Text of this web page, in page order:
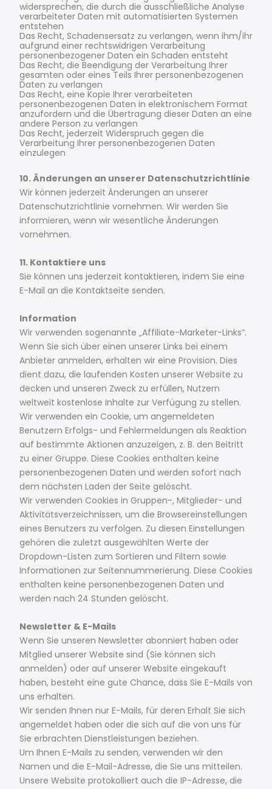
widersprechen, die durch die ausschließliche Analyse
verarbeiteter Daten mit automatisierten Systemen
entstehen
Das Recht, Schadensersatz zu verlangen, wenn ihm/ihr
aufgrund einer rechtswidrigen Verarbeitung
personenbezogener Daten ein Schaden entsteht
Das Recht, die Beendigung der Verarbeitung Ihrer
gesamten oder eines Teils Ihrer personenbezogenen
Daten zu verlangen
Das Recht, eine Kopie Ihrer verarbeiteten
personenbezogenen Daten in elektronischem Format
anzufordern und die Übertragung dieser Daten an eine
andere Person zu verlangen
Das Recht, jederzeit Widerspruch gegen die
Verarbeitung Ihrer personenbezogenen Daten
einzulegen
10. Änderungen an unserer Datenschutzrichtlinie
Wir können jederzeit Änderungen an unserer
Datenschutzrichtlinie vornehmen. Wir werden Sie
informieren, wenn wir wesentliche Änderungen
vornehmen.
11. Kontaktiere uns
Sie können uns jederzeit kontaktieren, indem Sie eine
E-Mail an die Kontaktseite senden.
Information
Wir verwenden sogenannte „Affiliate-Marketer-Links“.
Wenn Sie sich über einen unserer Links bei einem
Anbieter anmelden, erhalten wir eine Provision. Dies
dient dazu, die laufenden Kosten unserer Website zu
decken und unseren Zweck zu erfüllen, Nutzern
weltweit kostenlose Inhalte zur Verfügung zu stellen.
Wir verwenden ein Cookie, um angemeldeten
Benutzern Erfolgs- und Fehlermeldungen als Reaktion
auf bestimmte Aktionen anzuzeigen, z. B. den Beitritt
zu einer Gruppe. Diese Cookies enthalten keine
personenbezogenen Daten und werden sofort nach
dem nächsten Laden der Seite gelöscht.
Wir verwenden Cookies in Gruppen-, Mitglieder- und
Aktivitätsverzeichnissen, um die Browsereinstellungen
eines Benutzers zu verfolgen. Zu diesen Einstellungen
gehören die zuletzt ausgewählten Werte der
Dropdown-Listen zum Sortieren und Filtern sowie
Informationen zur Seitennummerierung. Diese Cookies
enthalten keine personenbezogenen Daten und
werden nach 24 Stunden gelöscht.
Newsletter & E-Mails
Wenn Sie unseren Newsletter abonniert haben oder
Mitglied unserer Website sind (Sie können sich
anmelden) oder auf unserer Website eingekauft
haben, besteht eine gute Chance, dass Sie E-Mails von
uns erhalten.
Wir senden Ihnen nur E-Mails, für deren Erhalt Sie sich
angemeldet haben oder die sich auf die von uns für
Sie erbrachten Dienstleistungen beziehen.
Um Ihnen E-Mails zu senden, verwenden wir den
Namen und die E-Mail-Adresse, die Sie uns mitteilen.
Unsere Website protokolliert auch die IP-Adresse, die